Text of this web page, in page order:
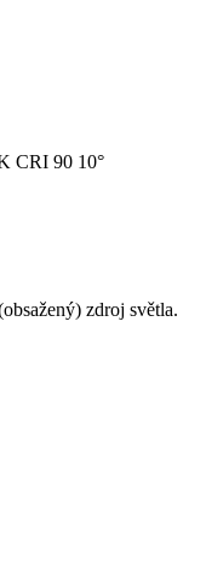
CRI 90 10°
zdroj světla.